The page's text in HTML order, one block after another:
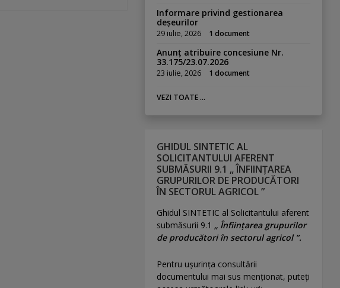
Informare privind gestionarea
deșeurilor
29 iulie, 2026 1 document
Anunț atribuire concesiune Nr.
33.175/23.07.2026
23 iulie, 2026 1 document
VEZI TOATE ...
GHIDUL SINTETIC AL
SOLICITANTULUI AFERENT
SUBMĂSURII 9.1 „ ÎNFIINȚAREA
GRUPURILOR DE PRODUCĂTORI
ÎN SECTORUL AGRICOL ”
Ghidul SINTETIC al Solicitantului aferent
submăsurii 9.1 „ Înființarea grupurilor
de producători în sectorul agricol ”.
Pentru uşurinţa consultării
documentului mai sus menţionat, puteţi